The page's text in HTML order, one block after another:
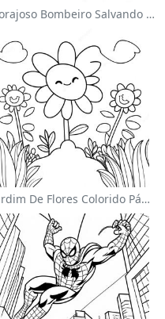
Corajoso Bombeiro Salvando Um Gato Página Para Colorir
Jardim De Flores Colorido Página Para Colorir